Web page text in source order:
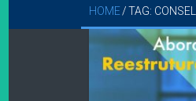
HOME /TAG: